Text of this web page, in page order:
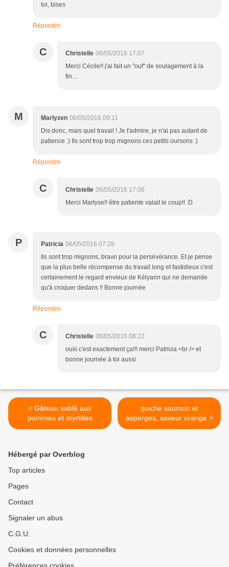
toi, bises
Répondre
C Christelle 06/05/2016 17:07
Merci Cécile!! j'ai fait un "ouf" de soulagement à la
fin....
M Marlyzen 06/05/2016 09:11
Dis donc, mais quel travail ! Je t'admire, je n'ai pas autant de
patience :) Ils sont trop trop mignons ces petits oursons :)
Répondre
C Christelle 06/05/2016 17:06
Merci Marlyse!! être patiente valait le coup!! :D
P Patricia 06/05/2016 07:28
Ils sont trop mignons, bravo pour la persévérance. Et je pense
que la plus belle récompense du travail long et fastidieux c'est
certainement le regard envieux de Kélyann qui ne demande
qu'à croquer dedans !! Bonne journée
Répondre
C Christelle 06/05/2016 08:22
ouiii c'est exactement ça!!! merci Patricia <br /> et
bonne journée à toi aussi
< Gâteau sablé aux
pommes et myrtilles
quiche saumon et
asperges, saveur orange >
Hébergé par Overblog
Top articles
Pages
Contact
Signaler un abus
C.G.U.
Cookies et données personnelles